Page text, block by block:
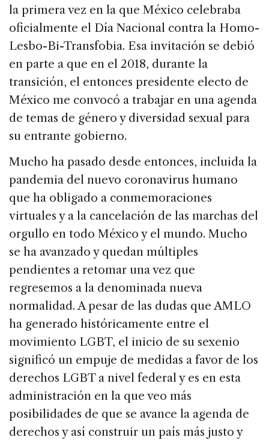
la primera vez en la que México celebraba
oficialmente el Día Nacional contra la Homo-
Lesbo-Bi-Transfobia. Esa invitación se debió
en parte a que en el 2018, durante la
transición, el entonces presidente electo de
México me convocó a trabajar en una agenda
de temas de género y diversidad sexual para
su entrante gobierno.
Mucho ha pasado desde entonces, incluida la
pandemia del nuevo coronavirus humano
que ha obligado a conmemoraciones
virtuales y a la cancelación de las marchas del
orgullo en todo México y el mundo. Mucho
se ha avanzado y quedan múltiples
pendientes a retomar una vez que
regresemos a la denominada nueva
normalidad. A pesar de las dudas que AMLO
ha generado históricamente entre el
movimiento LGBT, el inicio de su sexenio
significó un empuje de medidas a favor de los
derechos LGBT a nivel federal y es en esta
administración en la que veo más
posibilidades de que se avance la agenda de
derechos y así construir un país más justo y